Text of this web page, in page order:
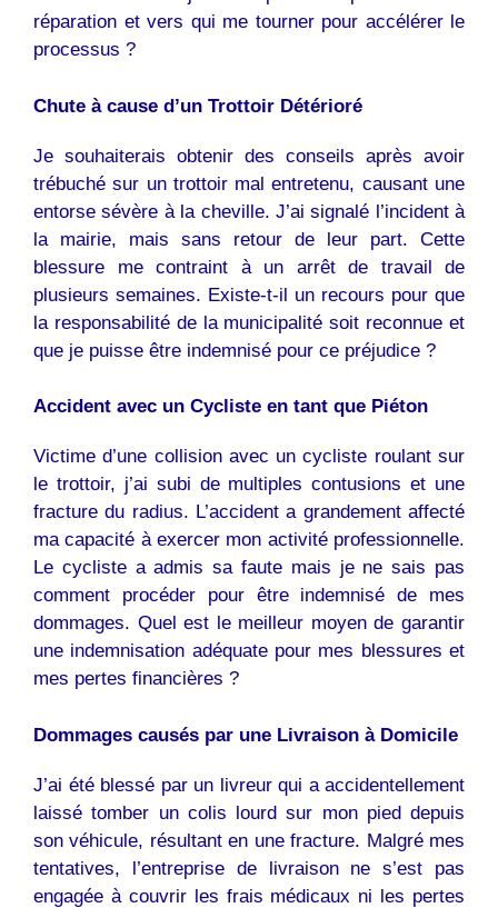
réparation et vers qui me tourner pour accélérer le
processus ?
Chute à cause d’un Trottoir Détérioré
Je souhaiterais obtenir des conseils après avoir
trébuché sur un trottoir mal entretenu, causant une
entorse sévère à la cheville. J’ai signalé l’incident à
la mairie, mais sans retour de leur part. Cette
blessure me contraint à un arrêt de travail de
plusieurs semaines. Existe-t-il un recours pour que
la responsabilité de la municipalité soit reconnue et
que je puisse être indemnisé pour ce préjudice ?
Accident avec un Cycliste en tant que Piéton
Victime d’une collision avec un cycliste roulant sur
le trottoir, j’ai subi de multiples contusions et une
fracture du radius. L’accident a grandement affecté
ma capacité à exercer mon activité professionnelle.
Le cycliste a admis sa faute mais je ne sais pas
comment procéder pour être indemnisé de mes
dommages. Quel est le meilleur moyen de garantir
une indemnisation adéquate pour mes blessures et
mes pertes financières ?
Dommages causés par une Livraison à Domicile
J’ai été blessé par un livreur qui a accidentellement
laissé tomber un colis lourd sur mon pied depuis
son véhicule, résultant en une fracture. Malgré mes
tentatives, l’entreprise de livraison ne s’est pas
engagée à couvrir les frais médicaux ni les pertes